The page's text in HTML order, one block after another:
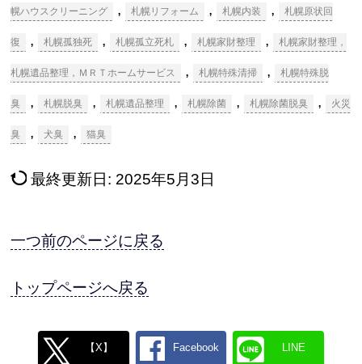
幌ハウスクリーニング , 札幌リフォーム , 札幌内装 , 札幌原状回
復 , 札幌孤独死 , 札幌孤立死札 , 札幌家財整理 , 札幌家財整理，
札幌遺品整理，ＭＲＴホームサービス , 札幌特殊清掃 , 札幌特殊脱
臭 , 札幌脱臭 , 札幌遺品整理 , 札幌除菌 , 札幌除菌脱臭 , 火災
臭 , 犬臭 , 猫臭
最終更新日: 2025年5月3日
一つ前のページに戻る
トップページへ戻る
【X】 Facebook LINE